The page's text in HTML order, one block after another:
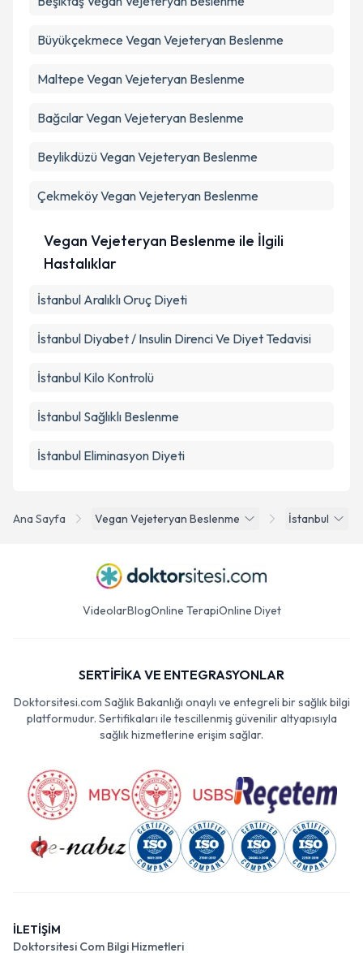
Ana Sayfa Vegan Vejeteryan Beslenme İstanbul
Büyükçekmece Vegan Vejeteryan Beslenme
Maltepe Vegan Vejeteryan Beslenme
BağcılarVegan Vejeteryan Beslenme
BeylikdüzüVegan Vejeteryan Beslenme
ÇekmeköyVegan Vejeteryan Beslenme
Vegan Vejeteryan Beslenme ile İlgili
Hastalıklar
İstanbul Aralıklı Oruç Diyeti
İstanbul Diyabet / Insulin Direnci Ve Diyet Tedavisi
İstanbul Kilo Kontrolü
İstanbul Sağlıklı Beslenme
İstanbul Eliminasyon Diyeti
VideolarBlogOnline TerapiOnline Diyet
SERTİFİKA VE ENTEGRASYONLAR
Doktorsitesi.com Sağlık Bakanlığı onaylı ve entegreli bir sağlık bilgi
platformudur. Sertifikaları ile tescillenmiş güvenilir altyapısıyla
sağlık hizmetlerine erişim sağlar.
İLETİŞİM
Doktorsitesi Com Bilgi Hizmetleri